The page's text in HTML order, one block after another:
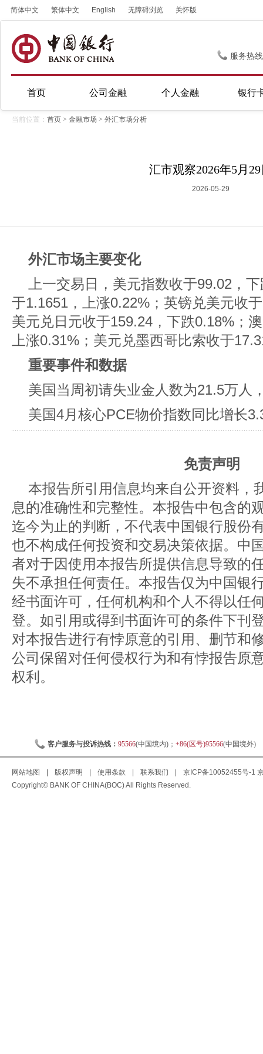
简体中文 繁体中文 English 无障碍浏览 关怀版
服务热
首页 公司金融 个人金融 银行
当前位置： 首页 > 金融市场 > 外汇市场分析
汇市观察2026年5月
2026-05-29
外汇市场主要变化
上一交易日，美元指数收于99.02，
于1.1651，上涨0.22%；英镑兑美元收
美元兑日元收于159.24，下跌0.18%；
上涨0.31%；美元兑墨西哥比索收于
重要事件和数据
美国当周初请失业金人数为21.5万人
美国4月核心PCE物价指数同比增长
免责声明
本报告所引用信息均来自公开资料，
息的准确性和完整性。本报告中包含的
迄今为止的判断，不代表中国银行股份
也不构成任何投资和交易决策依据。中
者对于因使用本报告所提供信息导致的
失不承担任何责任。本报告仅为中国银
经书面许可，任何机构和个人不得以任
登。如引用或得到书面许可的条件下刊
对本报告进行有悖原意的引用、删节和
公司保留对任何侵权行为和有悖报告原
权利。
客户服务与投诉热线： 95566(中国境内)； +86(区号)95566(中国境外)
网站地图 版权声明 使用条款 联系我们 京ICP备10052455号-1
Copyright© BANK OF CHINA(BOC) All Rights Reserved.